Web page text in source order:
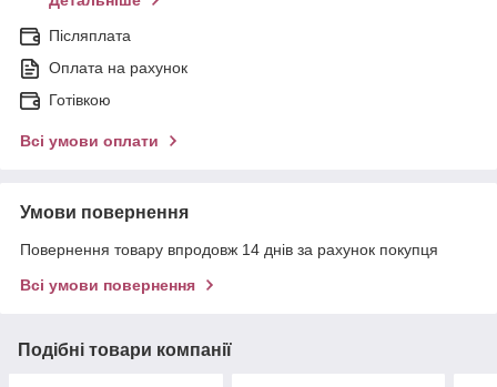
Післяплата
Оплата на рахунок
Готівкою
Всі умови оплати
Умови повернення
Повернення товару впродовж 14 днів за рахунок покупця
Всі умови повернення
Подібні товари компанії